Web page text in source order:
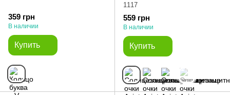
359 грн
В наличии
Купить
1117
559 грн
В наличии
Купить